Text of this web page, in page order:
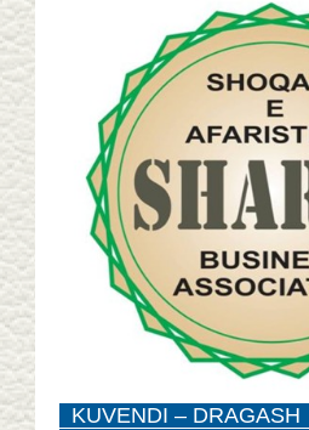
KUVENDI – DRAGASH